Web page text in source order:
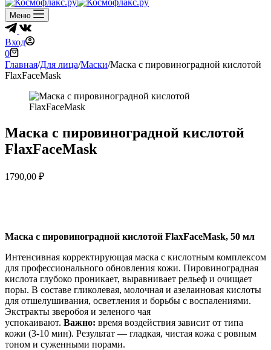
Меню
Вход
Корзина
0
Главная/Для лица/Маски/Маска с пировиноградной кислотой
FlaxFaceMask
Маска с пировиноградной кислотой
FlaxFaceMask
1790,00 ₽
Маска с пировиноградной кислотой FlaxFaceMask, 50 мл
Интенсивная корректирующая маска с кислотным комплексом
для профессионального обновления кожи. Пировиноградная
кислота глубоко проникает, выравнивает рельеф и очищает
поры. В составе гликолевая, молочная и азелаиновая кислоты
для отшелушивания, осветления и борьбы с воспалениями.
Экстракты зверобоя и зеленого чая
успокаивают. Важно: время воздействия зависит от типа
кожи (3-10 мин). Результат — гладкая, чистая кожа с ровным
тоном и суженными порами.